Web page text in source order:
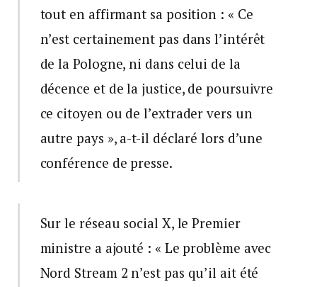
tout en affirmant sa position : « Ce
n’est certainement pas dans l’intérêt
de la Pologne, ni dans celui de la
décence et de la justice, de poursuivre
ce citoyen ou de l’extrader vers un
autre pays », a-t-il déclaré lors d’une
conférence de presse.
Sur le réseau social X, le Premier
ministre a ajouté : « Le problème avec
Nord Stream 2 n’est pas qu’il ait été